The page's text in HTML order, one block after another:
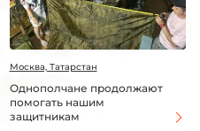
Москва, Татарстан
Однополчане продолжают
помогать нашим
защитникам